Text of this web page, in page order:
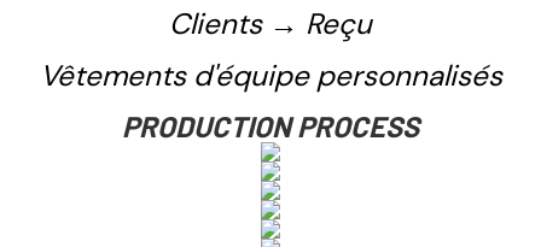
Clients → Reçu
Vêtements d'équipe personnalisés
PRODUCTION PROCESS